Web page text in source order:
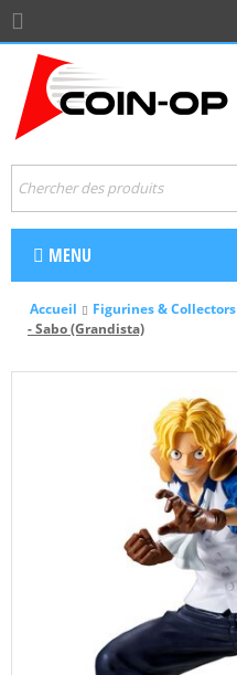
MENU
Accueil Figurines & Collectors
- Sabo (Grandista)